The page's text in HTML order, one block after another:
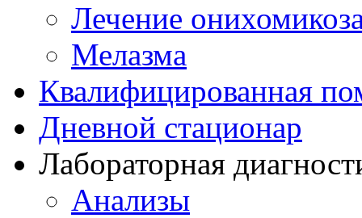
Лечение
Мелазма
Квалифицированная
Дневной стационар
Лабораторная
Анализы